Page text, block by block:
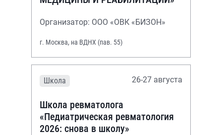
Организатор: ООО «ОВК «БИЗОН»
г. Москва, на ВДНХ (пав. 55)
Школа 26-27 августа
Школа ревматолога
«Педиатрическая ревматология
2026: снова в школу»